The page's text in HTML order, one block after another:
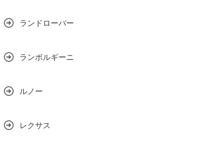
ランドローバー
ランボルギーニ
ルノー
レクサス